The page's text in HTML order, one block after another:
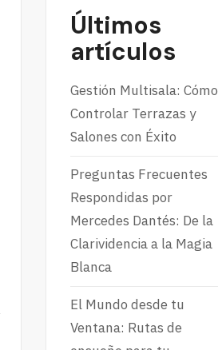
Últimos
artículos
Gestión Multisala: Cómo
Controlar Terrazas y
Salones con Éxito
Preguntas Frecuentes
Respondidas por
Mercedes Dantés: De la
Clarividencia a la Magia
Blanca
El Mundo desde tu
Ventana: Rutas de